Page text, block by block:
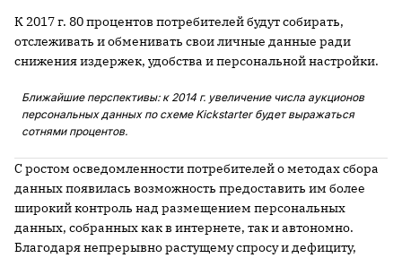
К 2017 г. 80 процентов потребителей будут собирать,
отслеживать и обменивать свои личные данные ради
снижения издержек, удобства и персональной настройки.
Ближайшие перспективы: к 2014 г. увеличение числа аукционов
персональных данных по схеме Kickstarter будет выражаться
сотнями процентов.
С ростом осведомленности потребителей о методах сбора
данных появилась возможность предоставить им более
широкий контроль над размещением персональных
данных, собранных как в интернете, так и автономно.
Благодаря непрерывно растущему спросу и дефициту,